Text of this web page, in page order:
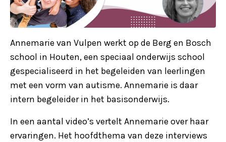
Annemarie van Vulpen werkt op de Berg en Bosch
school in Houten, een speciaal onderwijs school
gespecialiseerd in het begeleiden van leerlingen
met een vorm van autisme. Annemarie is daar
intern begeleider in het basisonderwijs.
In een aantal video’s vertelt Annemarie over haar
ervaringen. Het hoofdthema van deze interviews